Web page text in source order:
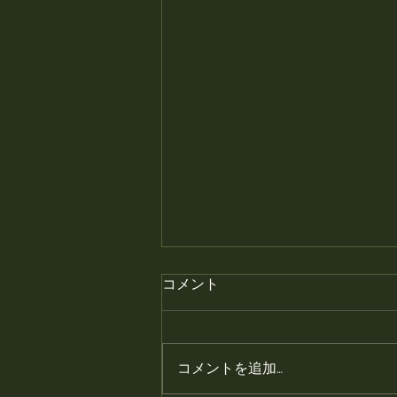
月末の金曜日はプレミアムフ
酒屋 #鳥幸 #静岡 #富士
コメント
コメントを追加…